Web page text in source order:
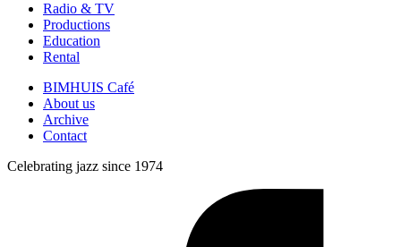
Radio & TV
Productions
Education
Rental
BIMHUIS Café
About us
Archive
Contact
Celebrating jazz since 1974